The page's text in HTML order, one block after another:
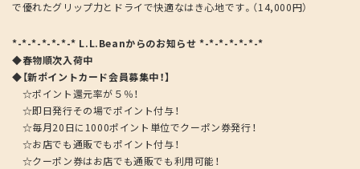
で優れたグリップ力とドライで快適なはき心地です。（14,000円）
*-*-*-*-*-*-* L.L.Beanからのお知らせ *-*-*-*-*-*-*
◆春物順次入荷中
◆【新ポイントカード会員募集中！】
☆ポイント還元率が５％！
☆即日発行その場でポイント付与！
☆毎月20日に1000ポイント単位でクーポン券発行！
☆お店でも通販でもポイント付与！
☆クーポン券はお店でも通販でも利用可能！